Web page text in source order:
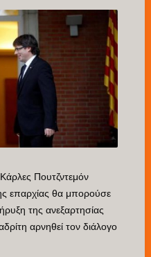
Πουτζντεμόν
επαρχίας θα μπορούσε
της ανεξαρτησίας
αρνηθεί τον διάλογο